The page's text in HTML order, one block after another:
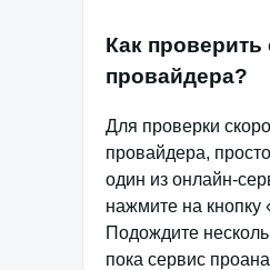
Как проверить
провайдера?
Для проверки
провайдера,
один из онлайн-
нажмите на кнопку
Подождите
пока сервис